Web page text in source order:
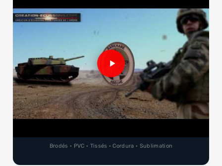
Brodés · PVC · Tissés · Cordura · Sublimation